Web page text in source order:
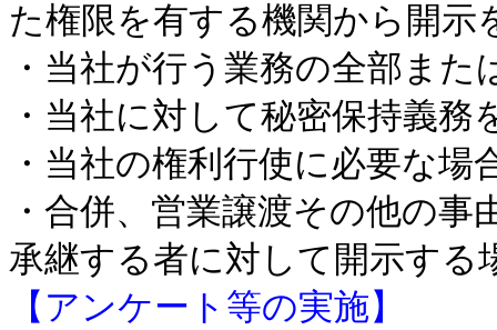
た権限を有する機関から開示
・当社が行う業務の全部ま
・当社に対して秘密保持義
・当社の権利行使に必要な場
・合併、営業譲渡その他の
承継する者に対して開示する
【アンケート等の実施】